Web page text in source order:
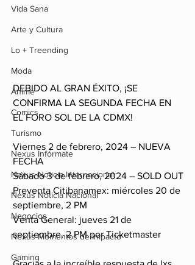
Vida Sana
Arte y Cultura
Lo + Treending
Moda
Anime
Comics
Turismo
Nexus Infórmate
Nexus Noticia Internacional
Nexus Noticia Nacional
Negocios
Nexus Momentos de Impacto
Gaming
DEBIDO AL GRAN ÉXITO, ¡SE
CONFIRMA LA SEGUNDA FECHA EN
EL FORO SOL DE LA CDMX!
Viernes 2 de febrero, 2024 – NUEVA
FECHA
Sábado 3 de febrero, 2024 – SOLD OUT
Preventa Citibanamex: miércoles 20 de
septiembre, 2 PM
Venta General: jueves 21 de
septiembre, 2 PM por Ticketmaster